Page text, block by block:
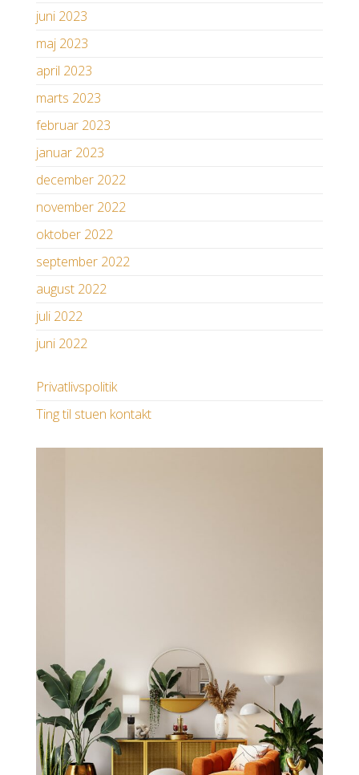
juni 2023
maj 2023
april 2023
marts 2023
februar 2023
januar 2023
december 2022
november 2022
oktober 2022
september 2022
august 2022
juli 2022
juni 2022
Privatlivspolitik
Ting til stuen kontakt